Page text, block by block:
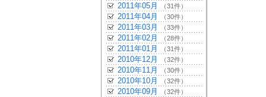
2011年05月 （31件）
2011年04月 （30件）
2011年03月 （33件）
2011年02月 （28件）
2011年01月 （31件）
2010年12月 （32件）
2010年11月 （30件）
2010年10月 （32件）
2010年09月 （32件）